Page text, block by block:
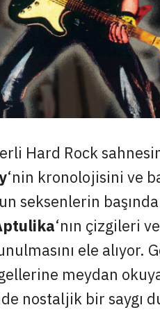
Hard Rock
‘nin kronolojisini ve
seksenlerin
‘nın çizgileri
ele alıyor.
meydan
nostaljik bir saygı